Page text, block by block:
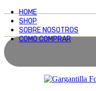
HOME
SHOP
SOBRE NOSOTROS
COMO COMPRAR